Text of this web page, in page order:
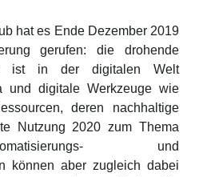
hat es Ende Dezember 2019
gerufen: die drohende
ist in der digitalen Welt
und digitale Werkzeuge wie
deren nachhaltige
Nutzung 2020 zum Thema
und
können aber zugleich dabei